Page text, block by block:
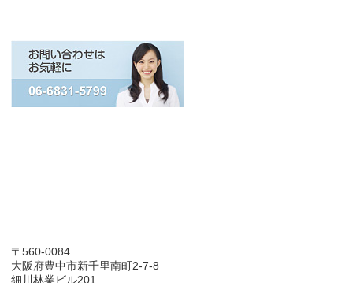
〒560-0084
大阪府豊中市新千里南町2-7-8
細川林業ビル201